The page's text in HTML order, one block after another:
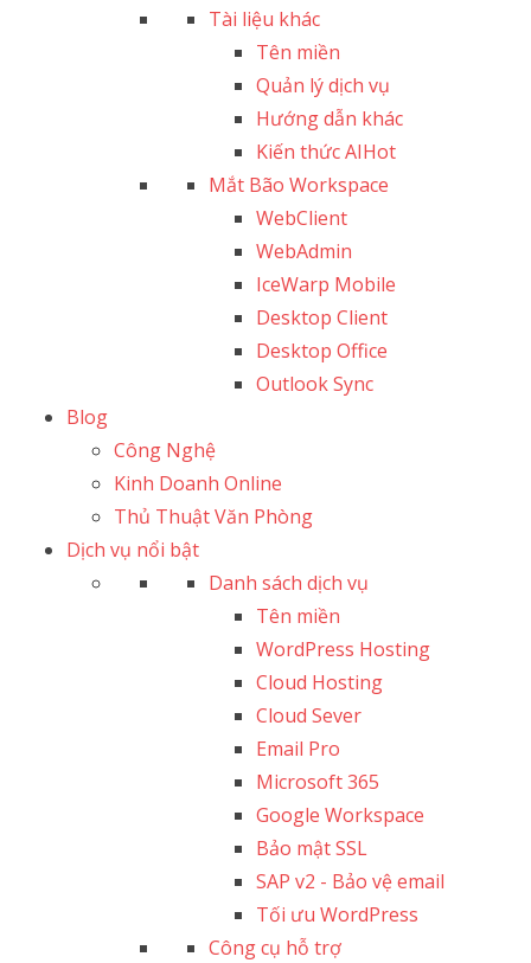
Tài liệu khác
Tên miền
Quản lý dịch vụ
Hướng dẫn khác
Kiến thức AIHot
Mắt Bão Workspace
WebClient
WebAdmin
IceWarp Mobile
Desktop Client
Desktop Office
Outlook Sync
Blog
Công Nghệ
Kinh Doanh Online
Thủ Thuật Văn Phòng
Dịch vụ nổi bật
Danh sách dịch vụ
Tên miền
WordPress Hosting
Cloud Hosting
Cloud Sever
Email Pro
Microsoft 365
Google Workspace
Bảo mật SSL
SAP v2 - Bảo vệ email​
Tối ưu WordPress
Công cụ hỗ trợ